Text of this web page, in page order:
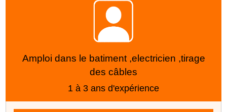
Amploi dans le batiment ,electricien ,tirage
des câbles
1 à 3 ans d'expérience